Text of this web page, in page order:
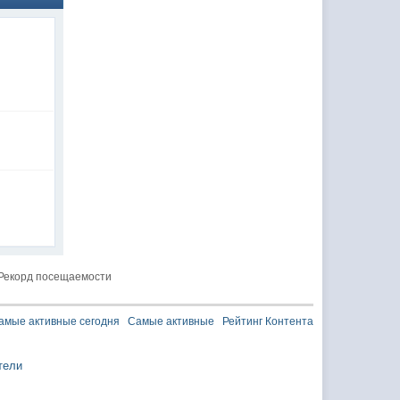
посещаемости
активные сегодня Самые активные Рейтинг Контента